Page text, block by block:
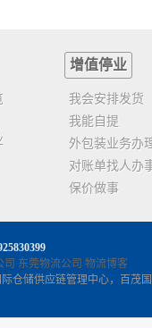
增值停业
我会安排发货
我能自提
外包装业务办
对账单找人办
保价做事
司 东莞物流公司 物流博客
仓储供应链管理中心，百茂